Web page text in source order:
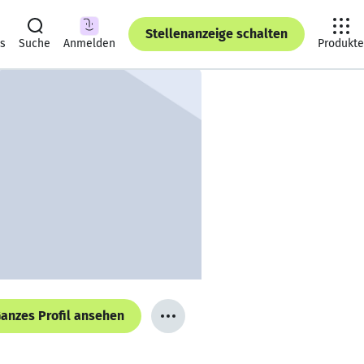
Suche Anmelden
Stellenanzeige schalten
Produkte
Profil ansehen